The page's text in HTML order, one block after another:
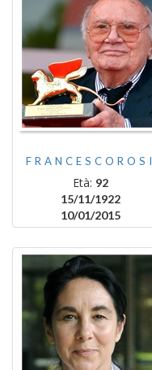
FRANCESCOROSI
Età: 92
15/11/1922
10/01/2015